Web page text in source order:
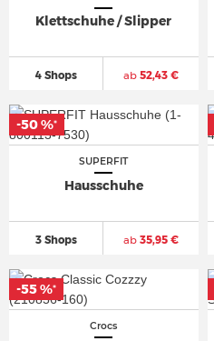
Klettschuhe / Slipper
4 Shops ab52,43 €
SUPERFIT
Hausschuhe
3 Shops ab35,95 €
-50 %*
Crocs
-55 %*